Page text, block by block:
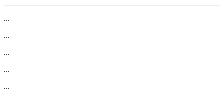
...
...
...
...
...